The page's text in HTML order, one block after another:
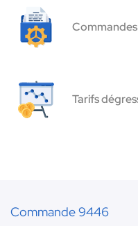
Tarifs
Commande 9446